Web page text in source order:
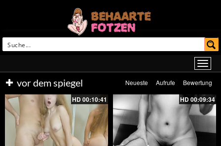
vor dem spiegel Neueste Aufrufe Bewertung
HD00:10:41 HD00:09:34